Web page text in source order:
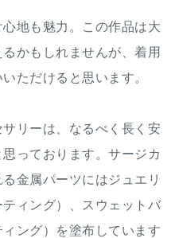
地も魅力。この作品は大
かもしれませんが、着用
ただけると思います。
リーは、なるべく長く安
っております。サージカ
金属パーツにはジュエリ
ィング）、スウェットバ
ング）を塗布しています